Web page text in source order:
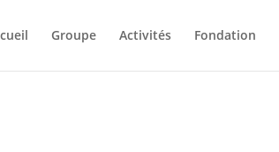
Groupe Activités Fondation